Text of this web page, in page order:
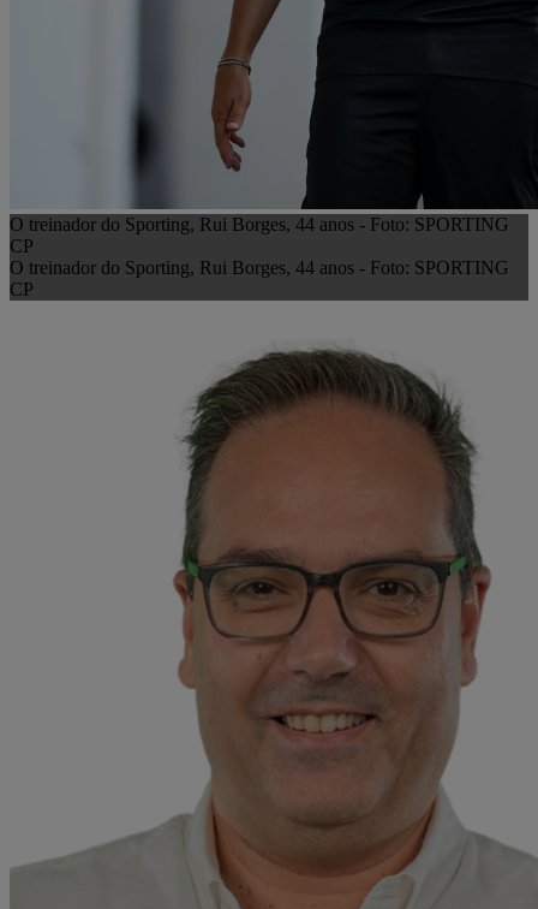
O treinador do Sporting, Rui Borges, 44 anos - Foto: SPORTING
CP
O treinador do Sporting, Rui Borges, 44 anos - Foto: SPORTING
CP